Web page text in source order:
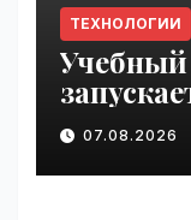
ТЕХНОЛОГИИ
курс по
07.08.2026